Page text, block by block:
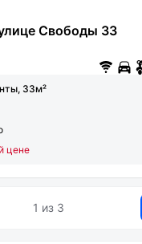
Свободы 33
33м²
цене
1 из 3